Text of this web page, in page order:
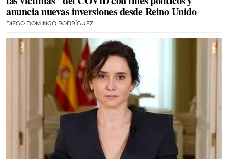
anuncia nuevas inversiones desde Reino Unido
DIEGO DOMINGO RODRÍGUEZ